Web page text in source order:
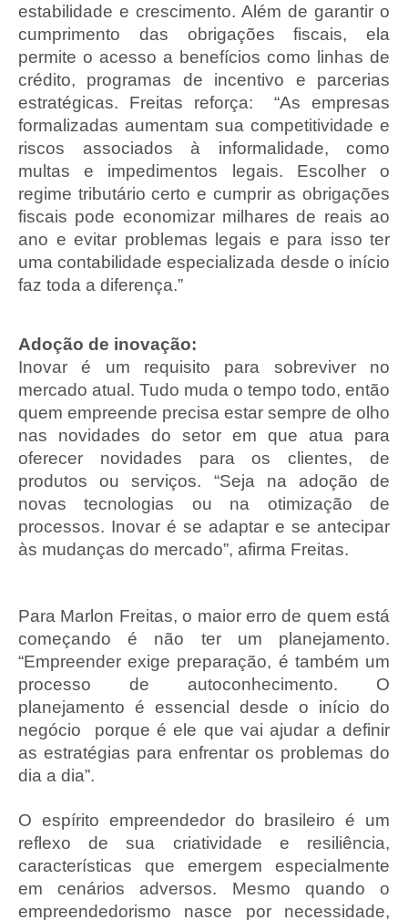
estabilidade e crescimento. Além de garantir o
cumprimento das obrigações fiscais, ela
permite o acesso a benefícios como linhas de
crédito, programas de incentivo e parcerias
estratégicas. Freitas reforça: “As empresas
formalizadas aumentam sua competitividade e
riscos associados à informalidade, como
multas e impedimentos legais. Escolher o
regime tributário certo e cumprir as obrigações
fiscais pode economizar milhares de reais ao
ano e evitar problemas legais e para isso ter
uma contabilidade especializada desde o início
faz toda a diferença.”
Adoção de inovação:
Inovar é um requisito para sobreviver no
mercado atual. Tudo muda o tempo todo, então
quem empreende precisa estar sempre de olho
nas novidades do setor em que atua para
oferecer novidades para os clientes, de
produtos ou serviços. “Seja na adoção de
novas tecnologias ou na otimização de
processos. Inovar é se adaptar e se antecipar
às mudanças do mercado”, afirma Freitas.
Para Marlon Freitas, o maior erro de quem está
começando é não ter um planejamento.
“Empreender exige preparação, é também um
processo de autoconhecimento. O
planejamento é essencial desde o início do
negócio porque é ele que vai ajudar a definir
as estratégias para enfrentar os problemas do
dia a dia”.
O espírito empreendedor do brasileiro é um
reflexo de sua criatividade e resiliência,
características que emergem especialmente
em cenários adversos. Mesmo quando o
empreendedorismo nasce por necessidade,